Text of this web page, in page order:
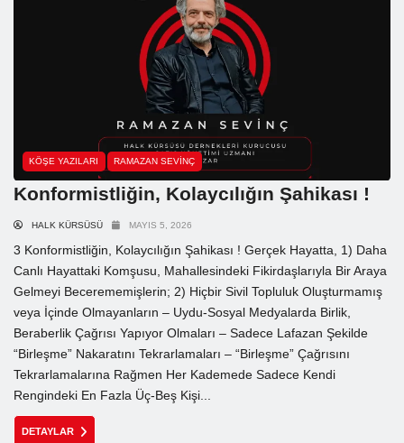
KÖŞE YAZILARI RAMAZAN SEVINÇ
Konformistliğin, Kolaycılığın Şahikası !
HALK KÜRSÜSÜ MAYIS 5, 2026
3 Konformistliğin, Kolaycılığın Şahikası ! Gerçek Hayatta, 1) Daha
Canlı Hayattaki Komşusu, Mahallesindeki Fikirdaşlarıyla Bir Araya
Gelmeyi Becerememişlerin; 2) Hiçbir Sivil Topluluk Oluşturmamış
veya İçinde Olmayanların – Uydu-Sosyal Medyalarda Birlik,
Beraberlik Çağrısı Yapıyor Olmaları – Sadece Lafazan Şekilde
“Birleşme” Nakaratını Tekrarlamaları – “Birleşme” Çağrısını
Tekrarlamalarına Rağmen Her Kademede Sadece Kendi
Rengindeki En Fazla Üç-Beş Kişi...
DETAYLAR